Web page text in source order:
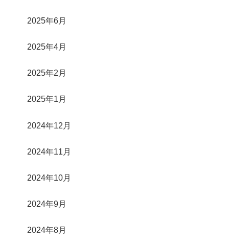
2025年6月
2025年4月
2025年2月
2025年1月
2024年12月
2024年11月
2024年10月
2024年9月
2024年8月